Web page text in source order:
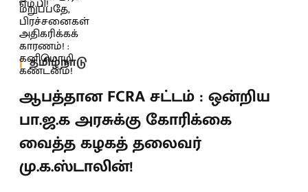
தமிழ்நாடு
ஆபத்தான FCRA சட்டம் : ஒன்றிய
பா.ஜ.க அரசுக்கு கோரிக்கை
வைத்த கழகத் தலைவர்
மு.க.ஸ்டாலின்!